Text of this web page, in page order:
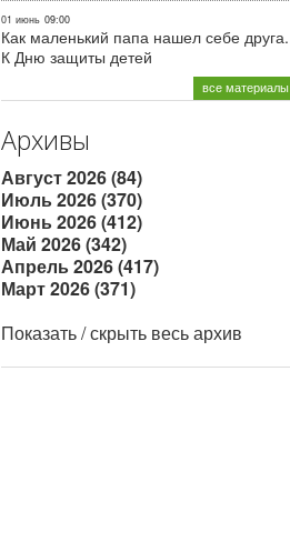
01 июнь 09:00
Как маленький папа нашел себе друга.
К Дню защиты детей
все материалы
Архивы
Август 2026 (84)
Июль 2026 (370)
Июнь 2026 (412)
Май 2026 (342)
Апрель 2026 (417)
Март 2026 (371)
Показать / скрыть весь архив